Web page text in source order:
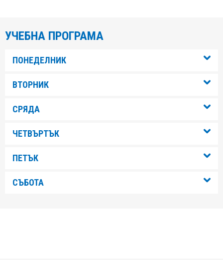
УЧЕБНА ПРОГРАМА
ПОНЕДЕЛНИК
ВТОРНИК
СРЯДА
ЧЕТВЪРТЪК
ПЕТЪК
СЪБОТА